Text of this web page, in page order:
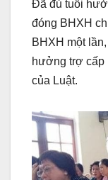
Đã đủ tuổi
đóng BHXH
BHXH một
hưởng trợ cấp
của Luật.